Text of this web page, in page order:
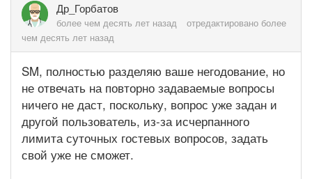
Др_Горбатов
более чем десять лет назад
отредактировано более
чем десять лет назад
SM, полностью разделяю ваше негодование, но
не отвечать на повторно задаваемые вопросы
ничего не даст, поскольку, вопрос уже задан и
другой пользователь, из-за исчерпанного
лимита суточных гостевых вопросов, задать
свой уже не сможет.